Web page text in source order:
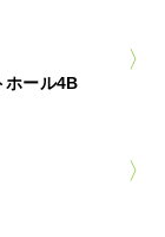
ホール4B